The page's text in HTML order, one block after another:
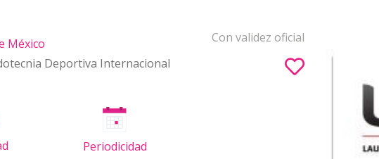
México
Deportiva Internacional
Con validez oficial
Periodicidad